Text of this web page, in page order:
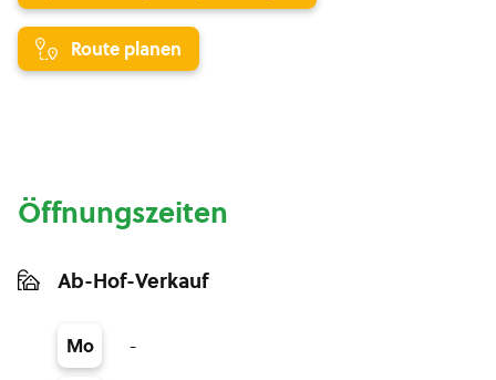
Route planen
Öffnungszeiten
Ab-Hof-Verkauf
Mo -